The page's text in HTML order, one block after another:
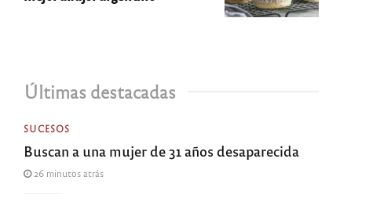
Últimas destacadas
SUCESOS
Buscan a una mujer de 31 años desaparecida
26 minutos atrás